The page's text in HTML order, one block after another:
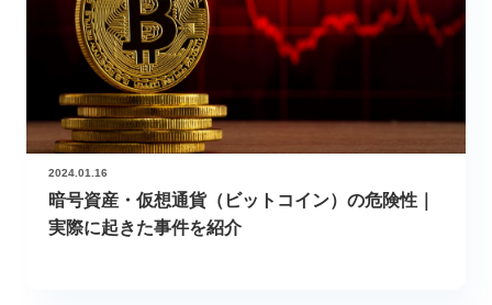
2024.01.16
暗号資産・仮想通貨（ビットコイン）の危険性｜
実際に起きた事件を紹介